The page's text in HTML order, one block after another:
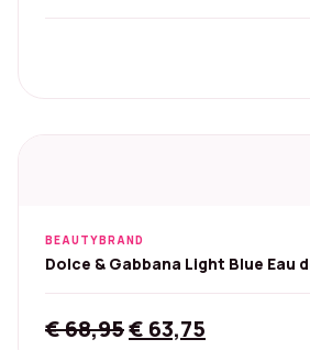
BEAUTYBRAND
Dolce & Gabbana Light Blue Eau
€68,95Original
€ 63,75